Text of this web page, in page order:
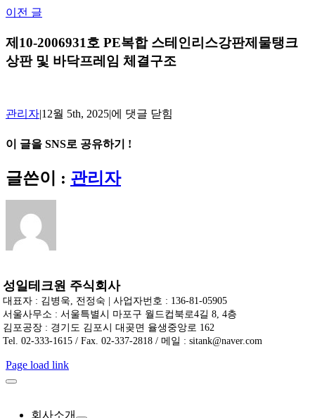
Skip
content
이전 글
제10-2006931호 PE복합 스테인리스강판제물탱크
상판 및 바닥프레임 체결구조
관리자|12월 5th, 2025|제
2006931
호
PE
복
강
판
제
물
탱
에 댓글 닫힘
이 글을 SNS로 공유하기 !
Facebook
X
Reddit
LinkedIn
Tumblr
Pinterest
Vk
이
메
일
글쓴이 : 관리자
성일테크원 주식회사
대표자 : 김병욱, 전정숙 | 사업자번호 : 136-81-05905
서울사무소 : 서울특별시 마포구 월드컵북로4길 8, 4층
김포공장 : 경기도 김포시 대곶면 율생중앙로 162
Tel. 02-333-1615 / Fax. 02-337-2818 / 메일 : sitank@naver.com
Page load link
회사소개